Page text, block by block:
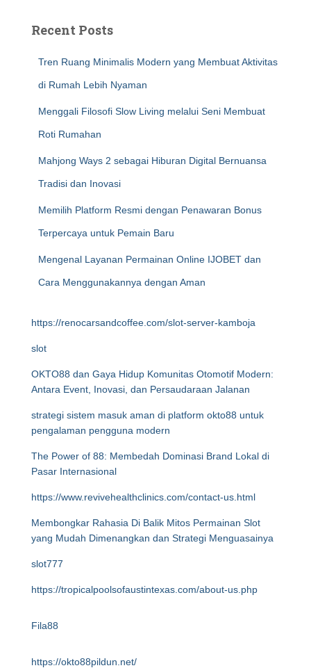
Recent Posts
Tren Ruang Minimalis Modern yang Membuat Aktivitas
di Rumah Lebih Nyaman
Menggali Filosofi Slow Living melalui Seni Membuat
Roti Rumahan
Mahjong Ways 2 sebagai Hiburan Digital Bernuansa
Tradisi dan Inovasi
Memilih Platform Resmi dengan Penawaran Bonus
Terpercaya untuk Pemain Baru
Mengenal Layanan Permainan Online IJOBET dan
Cara Menggunakannya dengan Aman
https://renocarsandcoffee.com/slot-server-kamboja
slot
OKTO88 dan Gaya Hidup Komunitas Otomotif Modern:
Antara Event, Inovasi, dan Persaudaraan Jalanan
strategi sistem masuk aman di platform okto88 untuk
pengalaman pengguna modern
The Power of 88: Membedah Dominasi Brand Lokal di
Pasar Internasional
https://www.revivehealthclinics.com/contact-us.html
Membongkar Rahasia Di Balik Mitos Permainan Slot
yang Mudah Dimenangkan dan Strategi Menguasainya
slot777
https://tropicalpoolsofaustintexas.com/about-us.php
Fila88
https://okto88pildun.net/